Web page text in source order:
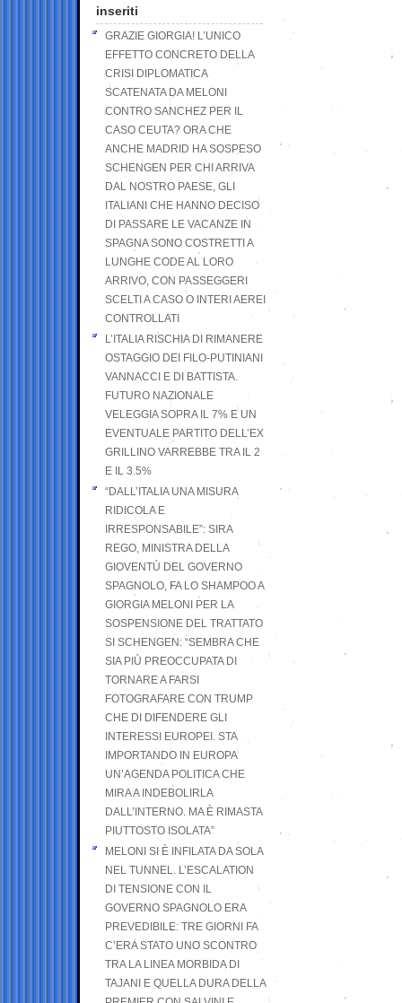
inseriti
GRAZIE GIORGIA! L’UNICO
EFFETTO CONCRETO DELLA
CRISI DIPLOMATICA
SCATENATA DA MELONI
CONTRO SANCHEZ PER IL
CASO CEUTA? ORA CHE
ANCHE MADRID HA SOSPESO
SCHENGEN PER CHI ARRIVA
DAL NOSTRO PAESE, GLI
ITALIANI CHE HANNO DECISO
DI PASSARE LE VACANZE IN
SPAGNA SONO COSTRETTI A
LUNGHE CODE AL LORO
ARRIVO, CON PASSEGGERI
SCELTI A CASO O INTERI AEREI
CONTROLLATI
L’ITALIA RISCHIA DI RIMANERE
OSTAGGIO DEI FILO-PUTINIANI
VANNACCI E DI BATTISTA.
FUTURO NAZIONALE
VELEGGIA SOPRA IL 7% E UN
EVENTUALE PARTITO DELL’EX
GRILLINO VARREBBE TRA IL 2
E IL 3.5%
“DALL’ITALIA UNA MISURA
RIDICOLA E
IRRESPONSABILE”: SIRA
REGO, MINISTRA DELLA
GIOVENTÙ DEL GOVERNO
SPAGNOLO, FA LO SHAMPOO A
GIORGIA MELONI PER LA
SOSPENSIONE DEL TRATTATO
SI SCHENGEN: “SEMBRA CHE
SIA PIÙ PREOCCUPATA DI
TORNARE A FARSI
FOTOGRAFARE CON TRUMP
CHE DI DIFENDERE GLI
INTERESSI EUROPEI. STA
IMPORTANDO IN EUROPA
UN’AGENDA POLITICA CHE
MIRA A INDEBOLIRLA
DALL’INTERNO. MA È RIMASTA
PIUTTOSTO ISOLATA”
MELONI SI È INFILATA DA SOLA
NEL TUNNEL. L’ESCALATION
DI TENSIONE CON IL
GOVERNO SPAGNOLO ERA
PREVEDIBILE: TRE GIORNI FA
C’ERA STATO UNO SCONTRO
TRA LA LINEA MORBIDA DI
TAJANI E QUELLA DURA DELLA